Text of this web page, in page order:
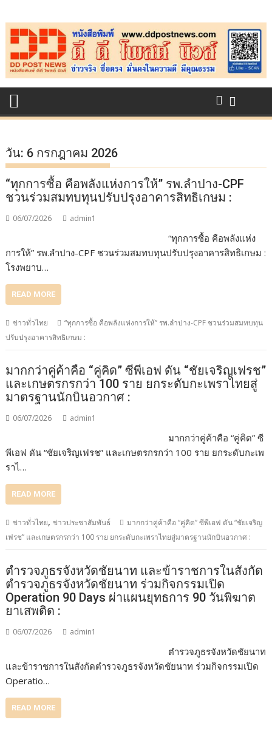
to
content
วัน: 6 กรกฎาคม 2026
“ทุกการซื้อ คือพลังแห่งการให้” รพ.ลำปาง-CPF
ชวนร่วมสมทบทุนปรับปรุงอาคารสิทธิเกษม :
06/07/2026 admin1
“ทุกการซื้อ คือพลังแห่ง
การให้” รพ.ลำปาง-CPF ชวนร่วมสมทบทุนปรับปรุงอาคารสิทธิเกษม :
โรงพยาบ…
READ MORE
ข่าวทั่วไทย
“ทุกการซื้อ คือพลังแห่งการให้” รพ.ลำปาง-CPF ชวนร่วมสมทบทุน
ปรับปรุงอาคารสิทธิเกษม :
มากกว่าคู่ค้าคือ “คู่คิด” ซีพีเอฟ ดัน “ชัยเจริญเฟรช”
และเกษตรกรกว่า 100 ราย ยกระดับกะเพราไทยสู่
มาตรฐานนักบินอวกาศ :
06/07/2026 admin1
มากกว่าคู่ค้าคือ “คู่คิด” ซี
พีเอฟ ดัน “ชัยเจริญเฟรช” และเกษตรกรกว่า 100 ราย ยกระดับกะเพ
ราไ…
READ MORE
ข่าวทั่วไทย,ข่าวประชาสัมพันธ์
มากกว่าคู่ค้าคือ “คู่คิด” ซีพีเอฟ ดัน “ชัยเจริญ
เฟรช” และเกษตรกรกว่า 100 ราย ยกระดับกะเพราไทยสู่มาตรฐานนักบินอวกาศ :
ตำรวจภูธรจังหวัดชัยนาท และข้าราชการในสังกัด
ตำรวจภูธรจังหวัดชัยนาท ร่วมกิจกรรมเปิด
Operation 90 Days ผ่าแผนยุทธการ 90 วันพิฆาต
ยาเสพติด :
06/07/2026 admin1
ตำรวจภูธรจังหวัดชัยนาท
และข้าราชการในสังกัดตำรวจภูธรจังหวัดชัยนาท ร่วมกิจกรรมเปิด
Operatio…
READ MORE